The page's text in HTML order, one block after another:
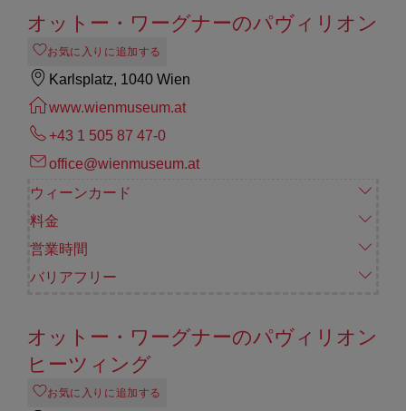
オットー・ワーグナーのパヴィリオン
お気に入りに追加する
Karlsplatz, 1040 Wien
www.wienmuseum.at
+43 1 505 87 47-0
office@wienmuseum.at
ウィーンカード
料金
営業時間
バリアフリー
オットー・ワーグナーのパヴィリオン
ヒーツィング
お気に入りに追加する